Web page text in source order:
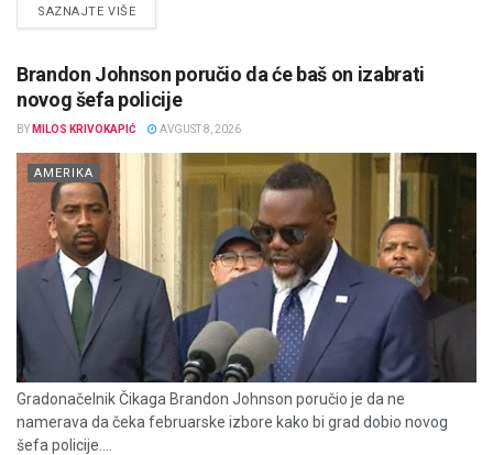
SAZNAJTE VIŠEDETAILS
Brandon Johnson poručio da će baš on izabrati
novog šefa policije
BY MILOS KRIVOKAPIĆ AVGUST 8, 2026
AMERIKA
Gradonačelnik Čikaga Brandon Johnson poručio je da ne
namerava da čeka februarske izbore kako bi grad dobio novog
šefa policije....